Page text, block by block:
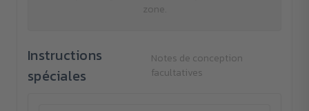
zone.
Instructions
spéciales
Notes de conception
facultatives